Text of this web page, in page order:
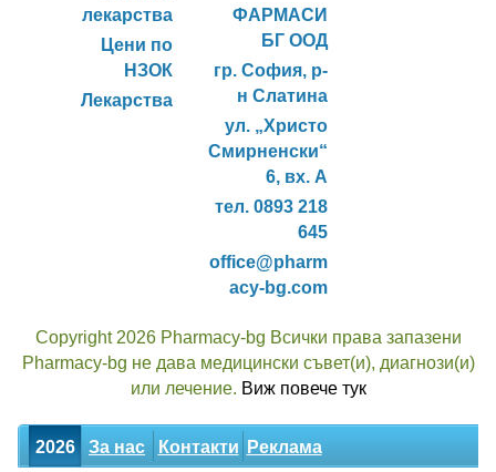
лекарства
Цени по
НЗОК
Лекарства
ФАРМАСИ
БГ ООД
гр. София, р-
н Слатина
ул. „Христо
Смирненски“
6, вх. А
тел. 0893 218
645
office@pharm
acy-bg.com
Copyright 2026 Pharmacy-bg Всички права запазени
Pharmacy-bg не дава медицински съвет(и), диагнози(и)
или лечение. Виж повече тук
2026 За нас Контакти Реклама